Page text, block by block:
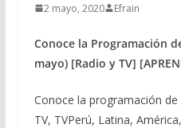
2 mayo, 2020 Efrain
Conoce la Programación
mayo) [Radio y TV]
Conoce la programación
TV, TVPerú, Latina,